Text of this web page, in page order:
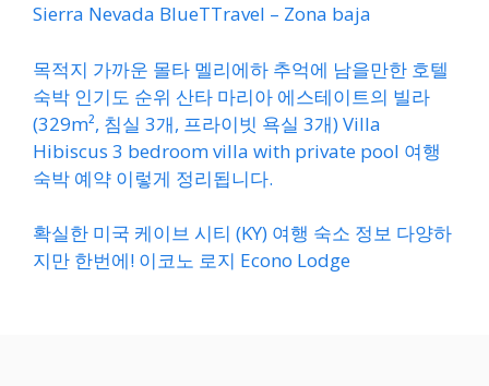
Sierra Nevada BlueTTravel – Zona baja
목적지 가까운 몰타 멜리에하 추억에 남을만한 호텔
숙박 인기도 순위 산타 마리아 에스테이트의 빌라
(329m², 침실 3개, 프라이빗 욕실 3개) Villa
Hibiscus 3 bedroom villa with private pool 여행
숙박 예약 이렇게 정리됩니다.
확실한 미국 케이브 시티 (KY) 여행 숙소 정보 다양하
지만 한번에! 이코노 로지 Econo Lodge